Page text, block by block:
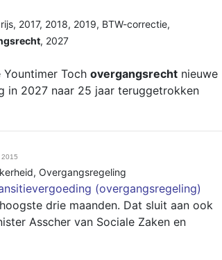
, 2017, 2018, 2019, BTW-correctie,
, 2027
Toch overgangsrecht nieuwe
in 2027 naar 25 jaar teruggetrokken
2015
, Overgangsregeling
(overgangsregeling)
drie maanden. Dat sluit aan ook
Asscher van Sociale Zaken en